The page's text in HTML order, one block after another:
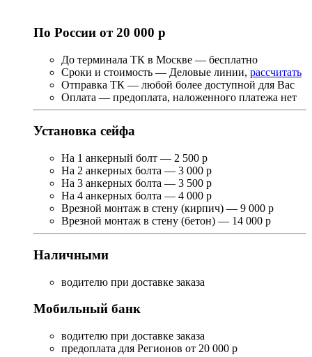
По России от 20 000 р
До терминала ТК в Москве — бесплатно
Сроки и стоимость — Деловые линии, рассчитать
Отправка ТК — любой более доступной для Вас
Оплата — предоплата, наложенного платежа нет
Установка сейфа
На 1 анкерный болт — 2 500 р
На 2 анкерных болта — 3 000 р
На 3 анкерных болта — 3 500 р
На 4 анкерных болта — 4 000 р
Врезной монтаж в стену (кирпич) — 9 000 р
Врезной монтаж в стену (бетон) — 14 000 р
Наличными
водителю при доставке заказа
Мобильный банк
водителю при доставке заказа
предоплата для Регионов от 20 000 р